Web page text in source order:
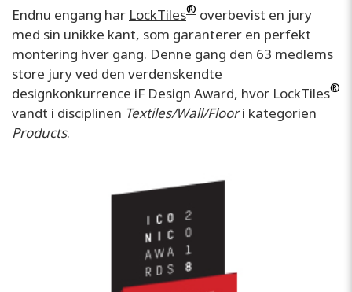
Endnu engang har LockTiles® overbevist en jury
med sin unikke kant, som garanterer en perfekt
montering hver gang. Denne gang den 63 medlems
store jury ved den verdenskendte
designkonkurrence iF Design Award, hvor LockTiles®
vandt i disciplinen Textiles/Wall/Floori kategorien
Products.